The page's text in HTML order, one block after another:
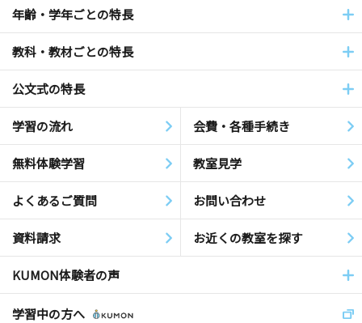
年齢・学年ごとの特長
教科・教材ごとの特長
公文式の特長
学習の流れ 会費・各種手続き
無料体験学習 教室見学
よくあるご質問 お問い合わせ
資料請求 お近くの教室を探す
KUMON体験者の声
学習中の方へ